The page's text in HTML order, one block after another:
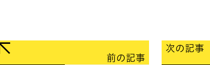
前の記事
次の記事